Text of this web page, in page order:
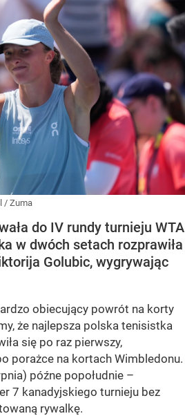
/ Zuma
do IV rundy turnieju WTA
w dwóch setach rozprawiła
Golubic, wygrywając
obiecujący powrót na korty
że najlepsza polska tenisistka
się po raz pierwszy,
porażce na kortach Wimbledonu.
późne popołudnie –
7 kanadyjskiego turnieju bez
rywalkę.